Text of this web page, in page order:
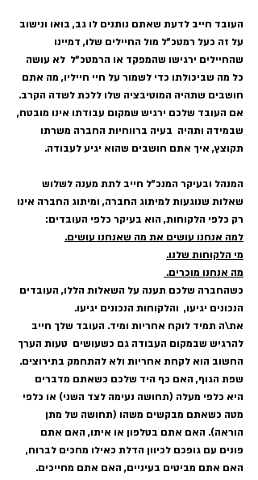
העובד חייב לדעת שאתם נותנים לו גב, בואו ונישוב
על זה כעל רמטכ"ל מול החיילים שלו, דמיינו
שהחיילים ירגישו שהמפקד או הרמטכ"ל  לא עושה
כל מה שביכולתו כדי לשמור על חיי חייליו, מה אתם
חושבים שתהיה המוטיבציה שלו ללכת לשדה הקרב.
אם העובד שלכם ירגיש שמקום עבודתו אינו מובטח,
שבמידה ותהיה  בעיה ברווחיות החברה משרתו
תקוצץ, איך אתם חושבים שהוא יגיע לעבודה.
המנהל ובעיקר המנכ"ל חייב לתת מענה לשלוש
שאלות שנוגעות למיתוג החברה, ומיתוג החברה אינו
רק כלפי הלקוחות, הוא בעיקר כלפי העובדים:
למה אנחנו עושים את מה שאנחנו עושים.
מי הלקוחות שלנו.
מה אנחנו מוכרים.
כשהחברה שלכם תענה על השאלות הללו, העובדים
הנכונים יגיעו,  והלקוחות הנכונים יגיעו.
את\ה תמיד לוקח אחריות ומיד. העובד שלך חייב
להרגיש שבמקום העבודה גם כשעושים  טעות הערך
החשוב הוא לקחת אחריות ולא להתחמק בתירוצים.
שפת הגוף, האם כף היד שלכם כשאתם מדברים
היא כלפי מעלה (תחושה נעימה לצד השני) או כלפי
מטה כשאתם מבקשים משהו (תחושה של מתן
הוראה). האם אתם בטלפון או איתו, האם אתם
פונים עם גופכם לכיוון הדלת כאילו מחכים לברוח,
האם אתם מביטים בעיניים, האם אתם מחייכים.